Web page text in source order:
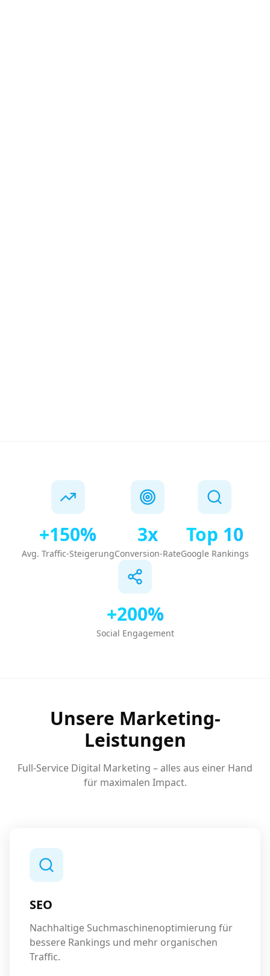
+150%
Avg. Traffic-Steigerung
3x
Conversion-Rate
Top 10
Google Rankings
+200%
Social Engagement
Unsere Marketing-
Leistungen
Full-Service Digital Marketing – alles aus einer Hand
für maximalen Impact.
SEO
Nachhaltige Suchmaschinenoptimierung für
bessere Rankings und mehr organischen
Traffic.